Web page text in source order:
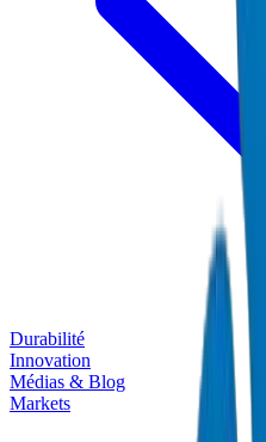
Durabilité
Innovation
Médias & Blog
Markets